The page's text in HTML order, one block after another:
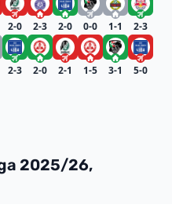
2-0 2-3 2-0 0-0 1-1 2-3
2-3 2-0 2-1 1-5 3-1 5-0
2025/26,